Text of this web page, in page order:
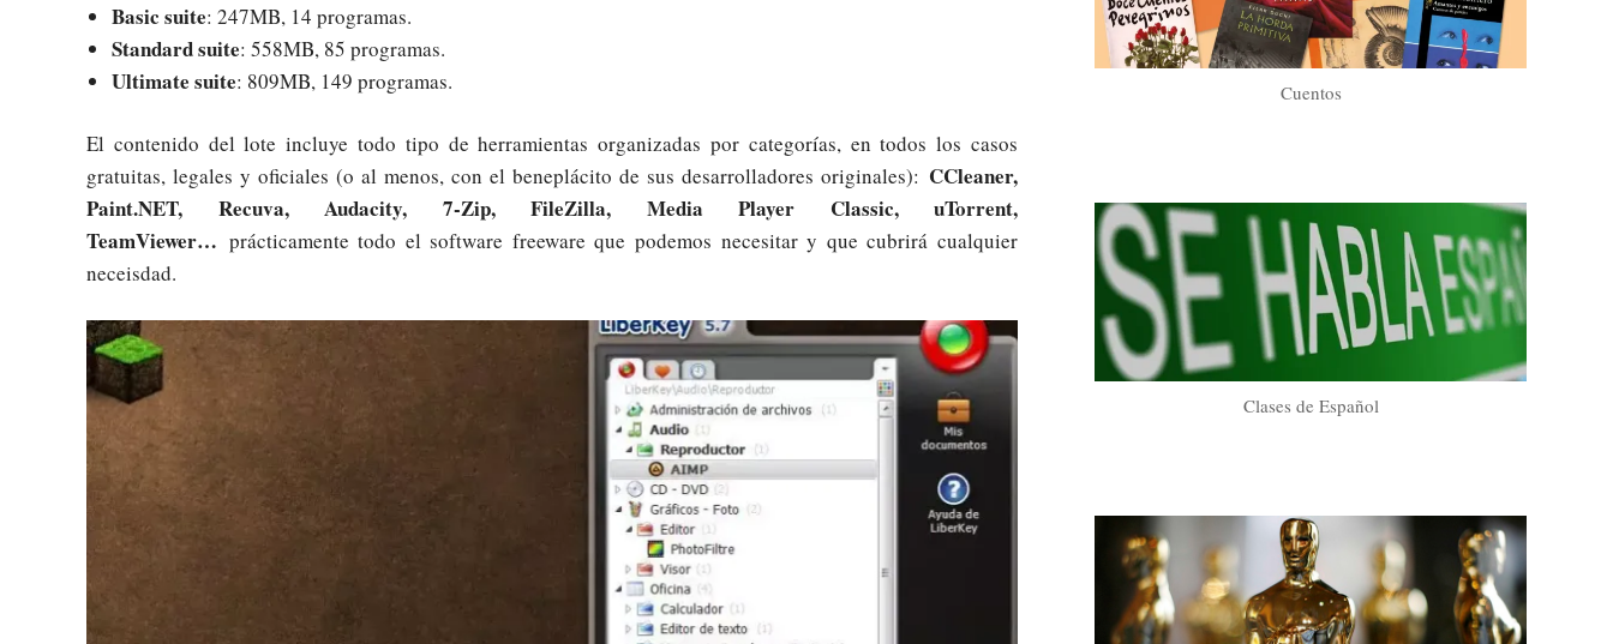
Basic suite: 247MB, 14 programas.
Standard suite: 558MB, 85 programas.
Ultimate suite: 809MB, 149 programas.
El contenido del lote incluye todo tipo de herramientas organizadas por categorías, en todos los casos
gratuitas, legales y oficiales (o al menos, con el beneplácito de sus desarrolladores originales): CCleaner,
Paint.NET, Recuva, Audacity, 7-Zip, FileZilla, Media Player Classic, uTorrent,
TeamViewer… prácticamente todo el software freeware que podemos necesitar y que cubrirá cualquier
neceisdad.
Cuentos
Clases de Español